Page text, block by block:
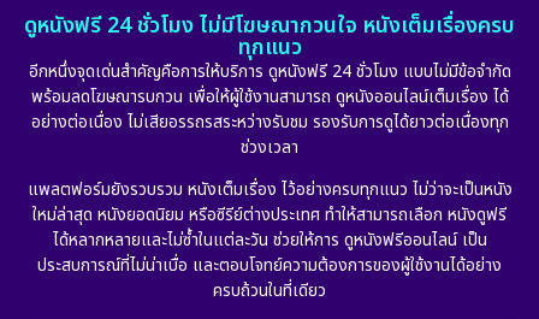
Film
Gothic (6)
HBO GO (10)
HBO Max (2)
ดูหนังฟรี 24 ชั่วโมง ไม่มีโฆษณากวนใจ หนังเต็มเรื่องครบ
ทุกแนว
อีกหนึ่งจุดเด่นสำคัญคือการให้บริการ ดูหนังฟรี 24 ชั่วโมง แบบไม่มีข้อจำกัด
พร้อมลดโฆษณารบกวน เพื่อให้ผู้ใช้งานสามารถ ดูหนังออนไลน์เต็มเรื่อง ได้
อย่างต่อเนื่อง ไม่เสียอรรถรสระหว่างรับชม รองรับการดูได้ยาวต่อเนื่องทุก
ช่วงเวลา
แพลตฟอร์มยังรวบรวม หนังเต็มเรื่อง ไว้อย่างครบทุกแนว ไม่ว่าจะเป็นหนัง
ใหม่ล่าสุด หนังยอดนิยม หรือซีรีย์ต่างประเทศ ทำให้สามารถเลือก หนังดูฟรี
ได้หลากหลายและไม่ซ้ำในแต่ละวัน ช่วยให้การ ดูหนังฟรีออนไลน์ เป็น
ประสบการณ์ที่ไม่น่าเบื่อ และตอบโจทย์ความต้องการของผู้ใช้งานได้อย่าง
ครบถ้วนในที่เดียว